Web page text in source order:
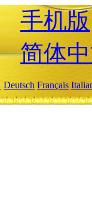
手机版
简体
Deutsch Français